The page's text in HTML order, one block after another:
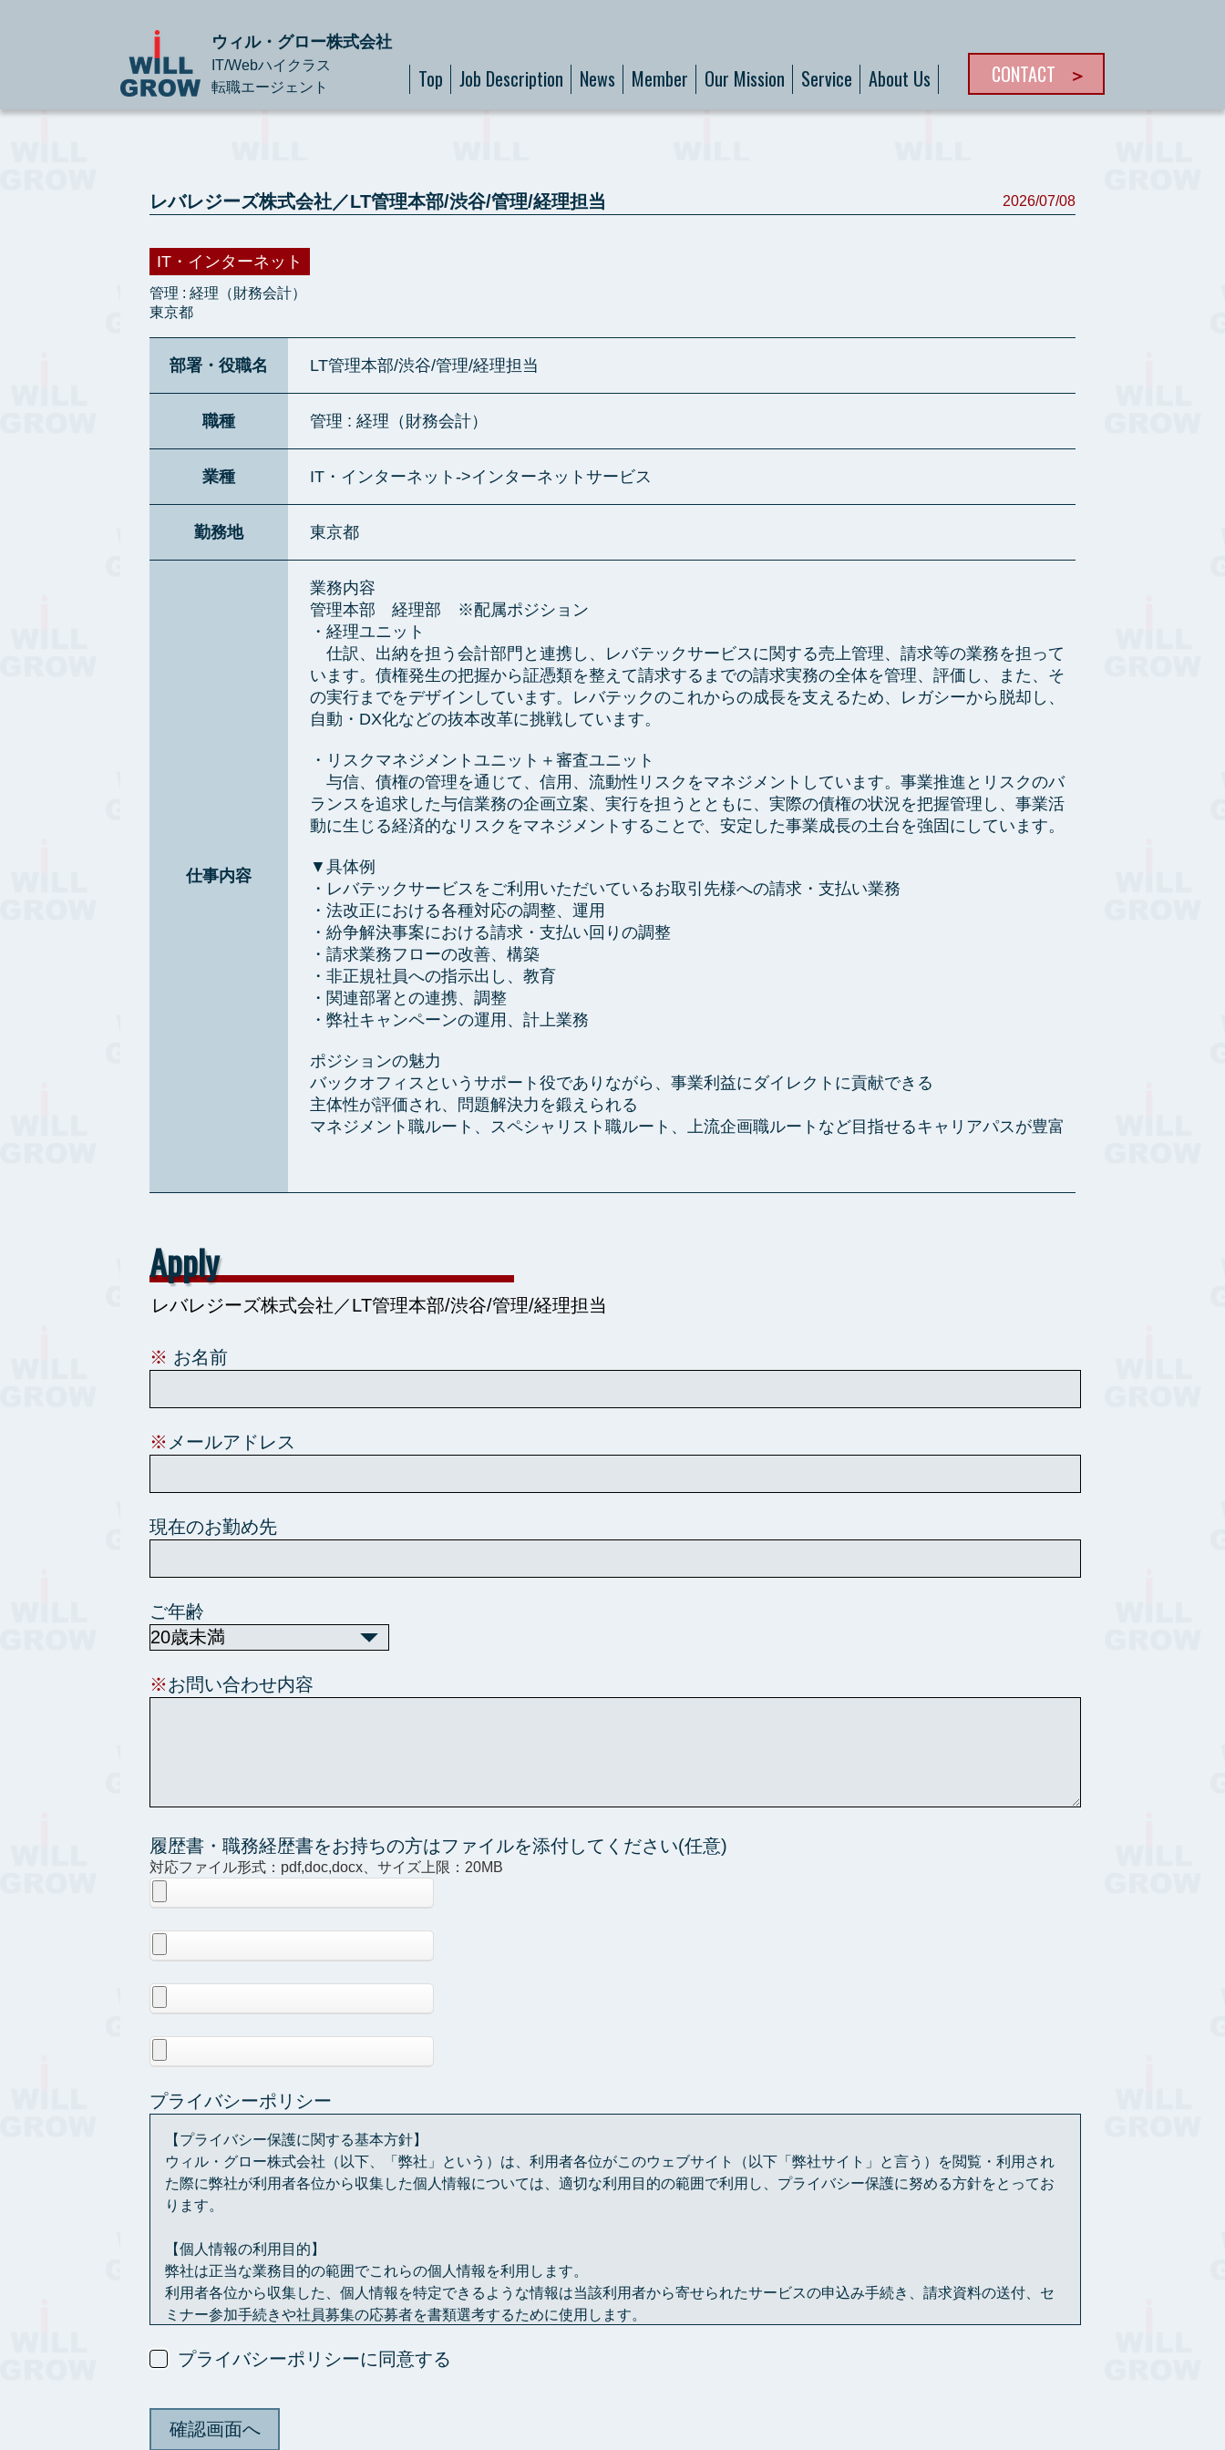
ウィル・グロー株式会社
IT/Webハイクラス
転職エージェント
Top Job Description News Member Our Mission Service About Us CONTACT
レバレジーズ株式会社／LT管理本部/渋谷/管理/経理担当 2026/07/08
IT・インターネット
管理 : 経理（財務会計）
東京都
部署・役職名 LT管理本部/渋谷/管理/経理担当
職種 管理 : 経理（財務会計）
業種 IT・インターネット->インターネットサービス
勤務地 東京都
仕事内容
業務内容
管理本部 経理部 ※配属ポジション
・経理ユニット
仕訳、出納を担う会計部門と連携し、レバテックサービスに関する売上管理、請求等の業務を担って
います。債権発生の把握から証憑類を整えて請求するまでの請求実務の全体を管理、評価し、また、そ
の実行までをデザインしています。レバテックのこれからの成長を支えるため、レガシーから脱却し、
自動・DX化などの抜本改革に挑戦しています。
・リスクマネジメントユニット＋審査ユニット
与信、債権の管理を通じて、信用、流動性リスクをマネジメントしています。事業推進とリスクのバ
ランスを追求した与信業務の企画立案、実行を担うとともに、実際の債権の状況を把握管理し、事業活
動に生じる経済的なリスクをマネジメントすることで、安定した事業成長の土台を強固にしています。
▼具体例
・レバテックサービスをご利用いただいているお取引先様への請求・支払い業務
・法改正における各種対応の調整、運用
・紛争解決事案における請求・支払い回りの調整
・請求業務フローの改善、構築
・非正規社員への指示出し、教育
・関連部署との連携、調整
・弊社キャンペーンの運用、計上業務
ポジションの魅力
バックオフィスというサポート役でありながら、事業利益にダイレクトに貢献できる
主体性が評価され、問題解決力を鍛えられる
マネジメント職ルート、スペシャリスト職ルート、上流企画職ルートなど目指せるキャリアパスが豊富
Apply
※ お名前
※ メールアドレス
現在のお勤め先
ご年齢
※ お問い合わせ内容
履歴書・職務経歴書をお持ちの方はファイルを添付してください(任意)
対応ファイル形式：pdf,doc,docx、サイズ上限：20MB
プライバシーポリシー
【プライバシー保護に関する基本方針】
ウィル・グロー株式会社（以下、「弊社」という）は、利用者各位がこのウェブサイト（以下「弊社サイト」と言う）を閲覧・利用され
た際に弊社が利用者各位から収集した個人情報については、適切な利用目的の範囲で利用し、プライバシー保護に努める方針をとってお
ります。
【個人情報の利用目的】
弊社は正当な業務目的の範囲でこれらの個人情報を利用します。
利用者各位から収集した、個人情報を特定できるような情報は当該利用者から寄せられたサービスの申込み手続き、請求資料の送付、セ
ミナー参加手続きや社員募集の応募者を書類選考するために使用します。
【情報の保存期間】
プライバシーポリシーに同意する